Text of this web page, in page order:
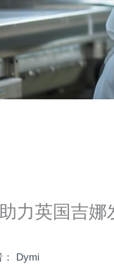
力英国吉娜
Dymi